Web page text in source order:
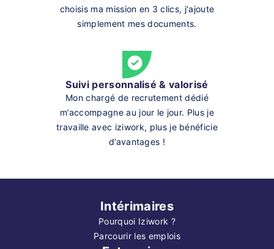
choisis ma mission en 3 clics, j'ajoute
simplement mes documents.
Suivi personnalisé & valorisé
Mon chargé de recrutement dédié
m’accompagne au jour le jour. Plus je
travaille avec iziwork, plus je bénéficie
d’avantages !
Intérimaires
Pourquoi Iziwork ?
Parcourir les emplois